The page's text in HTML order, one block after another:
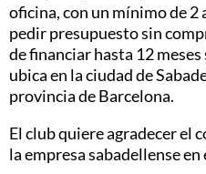
oficina, con un mínimo de 2
pedir presupuesto sin
de financiar hasta 12
ubica en la ciudad de
provincia de Barcelona.
El club quiere agradecer el
la empresa sabadellense